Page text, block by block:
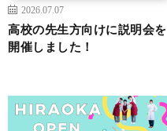
2026.07.07
高校の先生方向けに説明会を
開催しました！